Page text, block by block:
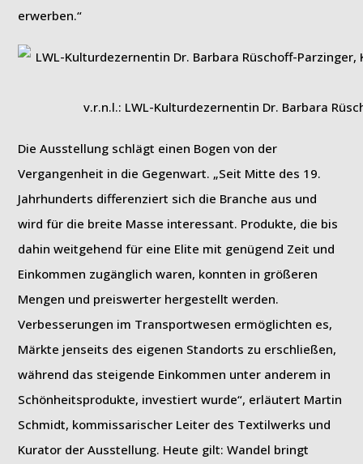
erwerben.“
v.r.n.l.: LWL-Kulturdezernentin Dr. Barbara
Die Ausstellung schlägt einen Bogen von der
Vergangenheit in die Gegenwart. „Seit Mitte des 19.
Jahrhunderts differenziert sich die Branche aus und
wird für die breite Masse interessant. Produkte, die bis
dahin weitgehend für eine Elite mit genügend Zeit und
Einkommen zugänglich waren, konnten in größeren
Mengen und preiswerter hergestellt werden.
Verbesserungen im Transportwesen ermöglichten es,
Märkte jenseits des eigenen Standorts zu erschließen,
während das steigende Einkommen unter anderem in
Schönheitsprodukte, investiert wurde“, erläutert Martin
Schmidt, kommissarischer Leiter des Textilwerks und
Kurator der Ausstellung. Heute gilt: Wandel bringt